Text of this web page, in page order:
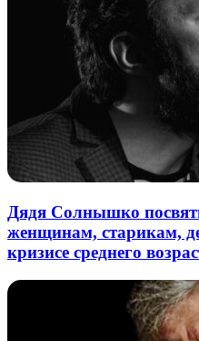
Дядя Солнышко
женщинам, старикам,
кризисе среднего